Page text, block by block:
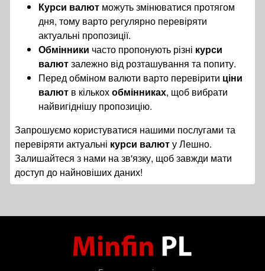
Курси валют можуть змінюватися протягом
дня, тому варто регулярно перевіряти
актуальні пропозиції.
Обмінники часто пропонують різні курси
валютзалежно від розташування та попиту.
Перед обміном валюти варто перевірити ціни
валют в кількохобмінниках, щоб вибрати
найвигіднішу пропозицію.
Запрошуємо користуватися нашими послугами та
перевіряти актуальні курси валюту Лешно.
Залишайтеся з нами на зв'язку, щоб завжди мати
доступ до найновіших даних!